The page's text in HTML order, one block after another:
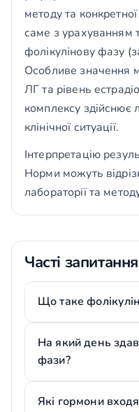
методу та
саме з урахуванням
фолікулінову фазу
Особливе значення
ЛГ та рівень
комплексу здійснює
клінічної ситуації.
Інтерпретацію
Норми можуть
лабораторії та
Часті запитання
Що таке
На який день
фази?
Які гормони